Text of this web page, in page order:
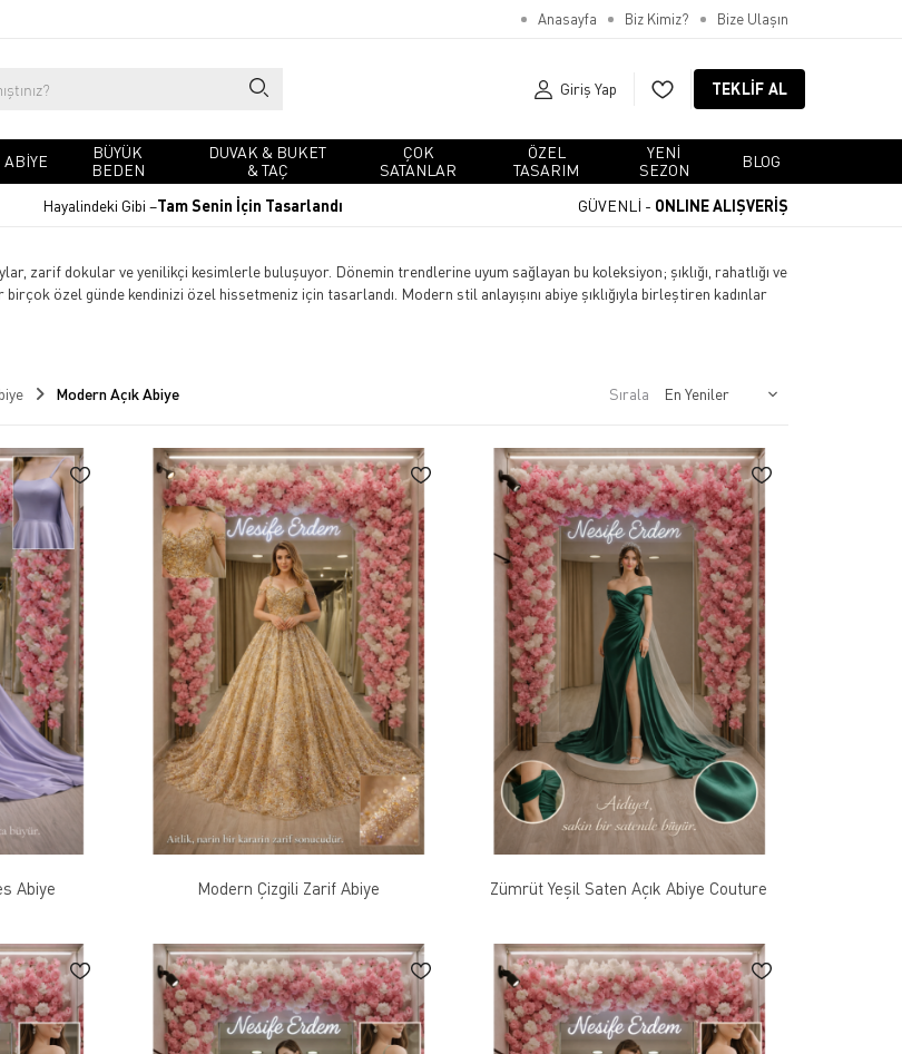
Anasayfa Biz Kimiz? Bize Ulaşın
Giriş Yap TEKLIF AL
ABIYE
BÜYÜK
BEDEN
DUVAK & BUKET
& TAÇ
ÇOK
SATANLAR
ÖZEL
TASARIM
YENI
SEZON
BLOG
Hayalindeki Gibi –Tam Senin İçin Tasarlandı GÜVENLİ - ONLINE ALIŞVERİŞ
zarif dokular ve yenilikçi kesimlerle buluşuyor. Dönemin trendlerine uyum sağlayan bu koleksiyon; şıklığı, rahatlığı ve
özel günde kendinizi özel hissetmeniz için tasarlandı. Modern stil anlayışını abiye şıklığıyla birleştiren kadınlar
Modern Açık Abiye Sırala
Abiye Modern Çizgili Zarif Abiye Zümrüt Yeşil Saten Açık Abiye Couture